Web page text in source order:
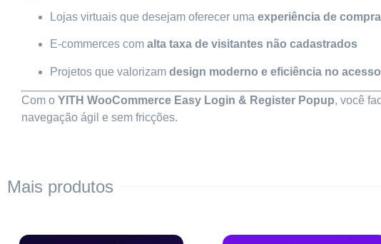
Lojas virtuais que desejam oferecer uma experiência de
E-commerces com alta taxa de visitantes não cadastrados
Projetos que valorizam design moderno e eficiência no acesso
Com o YITH WooCommerce Easy Login & Register Popup, você
navegação ágil e sem fricções.
Mais produtos